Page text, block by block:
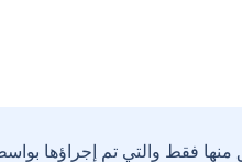
فقط والتي تم إجراؤها